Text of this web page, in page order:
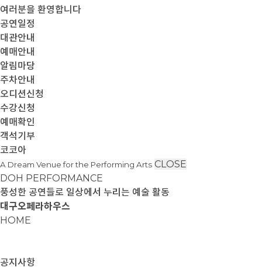
여러분을 환영합니다
공연일정
대관안내
예매안내
알림마당
주차안내
오디션신청
수강신청
예매확인
객석기부
코코아
A Dream Venue for the Performing Arts CLOSE
DOH PERFORMANCE
풍성한 공연들로 일상에서 누리는 예술 활동
대구오페라하우스
HOME
공지사항